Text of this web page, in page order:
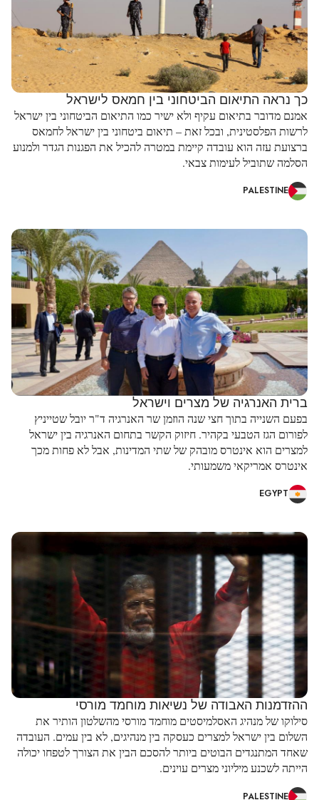
כך נראה התיאום הביטחוני בין חמאס לישראל
אמנם מדובר בתיאום עקיף ולא ישיר כמו התיאום הביטחוני בין ישראל
לרשות הפלסטינית, ובכל זאת – תיאום ביטחוני בין ישראל לחמאס
ברצועת עזה הוא עובדה קיימת במטרה להכיל את הפגנות הגדר ולמנוע
הסלמה שתוביל לעימות צבאי.
PALESTINE
ברית האנרגיה של מצרים וישראל
בפעם השנייה בתוך חצי שנה הוזמן שר האנרגיה ד"ר יובל שטייניץ
לפורום הגז הטבעי בקהיר. חיזוק הקשר בתחום האנרגיה בין ישראל
למצרים הוא אינטרס מובהק של שתי המדינות, אבל לא פחות מכך
אינטרס אמריקאי משמעותי.
EGYPT
ההזדמנות האבודה של נשיאות מוחמד מורסי
סילוקו של מנהיג האסלמיסטים מוחמד מורסי מהשלטון הותיר את
השלום בין ישראל למצרים כעסקה בין מנהיגים, לא בין עמים. העובדה
שאחד המתנגדים הבוטים ביותר להסכם הבין את הצורך לטפחו יכולה
הייתה לשכנע מיליוני מצרים עוינים.
PALESTINE